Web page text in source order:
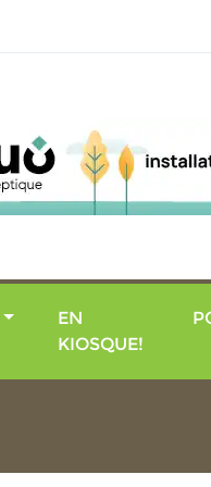
EN
KIOSQUE!